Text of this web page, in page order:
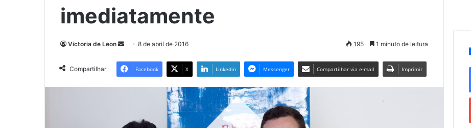
imediatamente
Victoria de Leon
Mande
e-
8 de abril de 2016 195 1 minuto de leitura
Compartilhar Facebook X Linkedin Messenger Compartilhar via e-mail Imprimir